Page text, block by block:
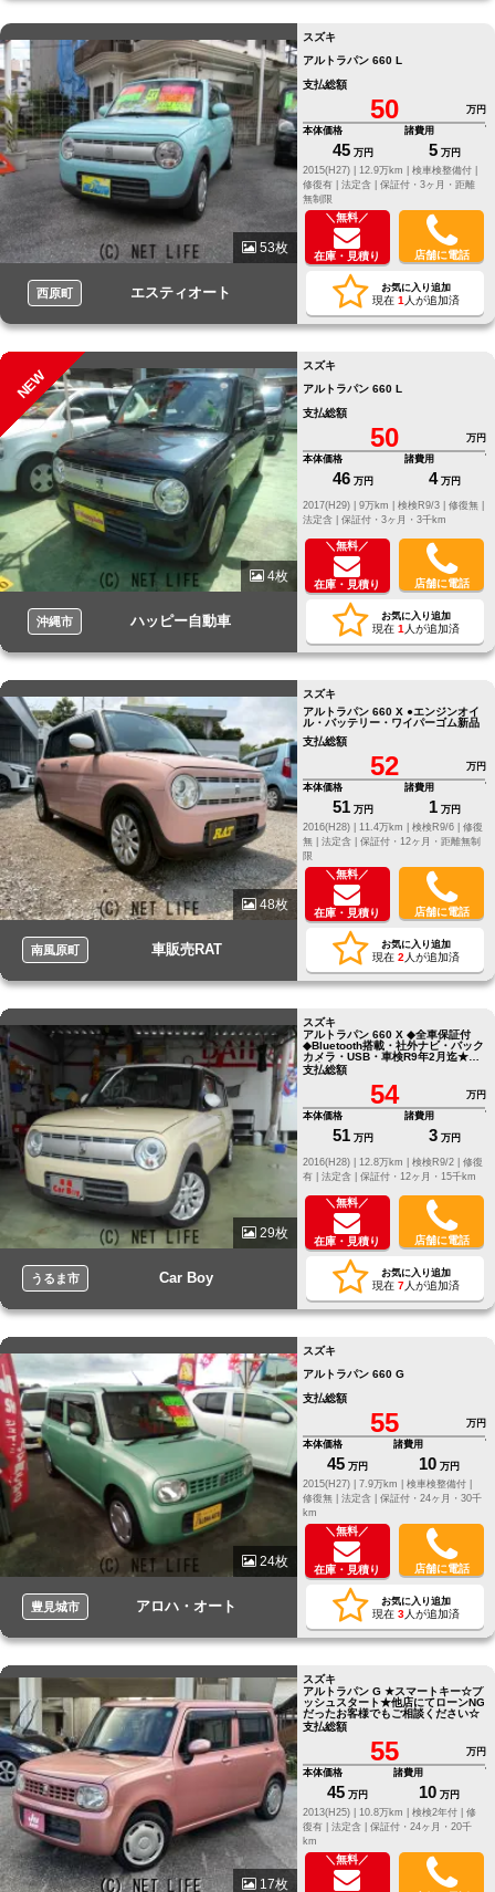
53枚
西原町 エスティオート
スズキ
アルトラパン 660 L
支払総額
50
万円
本体価格
45 万円
諸費用
5 万円
2015(H27) |
12.9万km |
検車検整備付 |
修復有 | 法定含 | 保証付・3ヶ月・距離
無制限
＼無料／
在庫・見積り 店舗に電話
お気に入り追加
現在 1 人が追加済
NEW
4枚
沖縄市 ハッピー自動車
スズキ
アルトラパン 660 L
支払総額
50
万円
本体価格
46 万円
諸費用
4 万円
修復無 |
法定含 | 保証付・3ヶ月・3千km
＼無料／
在庫・見積り 店舗に電話
お気に入り追加
現在 1 人が追加済
48枚
南風原町 車販売RAT
スズキ
アルトラパン 660 X ●エンジンオイ
ル・バッテリー・ワイパーゴム新品
支払総額
52
万円
本体価格
51 万円
諸費用
1 万円
2016(H28) |
11.4万km | 検検R9/6 | 修復
無 | 法定含 | 保証付・12ヶ月・距離無制
限
＼無料／
在庫・見積り 店舗に電話
お気に入り追加
現在 2 人が追加済
29枚
うるま市 Car Boy
スズキ
アルトラパン 660 X ◆全車保証付
◆Bluetooth搭載・社外ナビ・バック
カメラ・USB・車検R9年2月迄★本
土中古★
支払総額
54
万円
本体価格
51 万円
諸費用
3 万円
修復
有 | 法定含 | 保証付・12ヶ月・15千km
＼無料／
在庫・見積り 店舗に電話
お気に入り追加
現在 7人が追加済
24枚
豊見城市 アロハ・オート
スズキ
アルトラパン 660 G
支払総額
55
万円
本体価格
45 万円
諸費用
10 万円
2015(H27) |
7.9万km |
検車検整備付 |
修復無 | 法定含 | 保証付・24ヶ月・30千
km
＼無料／
在庫・見積り 店舗に電話
お気に入り追加
現在 3人が追加済
17枚
スズキ
アルトラパン G ★スマートキー☆プ
ッシュスタート★他店にてローンNG
だったお客様でもご相談ください☆
支払総額
55
万円
本体価格
45 万円
諸費用
10 万円
2013(H25) |
10.8万km | 検検2年付 | 修
復有 | 法定含 | 保証付・24ヶ月・20千
km
＼無料／